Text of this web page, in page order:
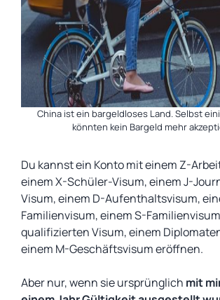
China ist ein bargeldloses Land. Selbst
könnten kein Bargeld mehr
Du kannst ein Konto mit einem Z-
einem X-Schüler-Visum, einem J-
Visum, einem D-Aufenthaltsvisum,
Familienvisum, einem S-
qualifizierten Visum, einem
einem M-Geschäftsvisum eröffnen.
Aber nur, wenn sie ursprünglich mit